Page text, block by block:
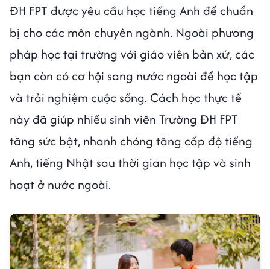
ĐH FPT được yêu cầu học tiếng Anh để chuẩn
bị cho các môn chuyên ngành. Ngoài phương
pháp học tại trường với giáo viên bản xứ, các
bạn còn có cơ hội sang nước ngoài để học tập
và trải nghiệm cuộc sống. Cách học thực tế
này đã giúp nhiều sinh viên Trường ĐH FPT
tăng sức bật, nhanh chóng tăng cấp độ tiếng
Anh, tiếng Nhật sau thời gian học tập và sinh
hoạt ở nước ngoài.